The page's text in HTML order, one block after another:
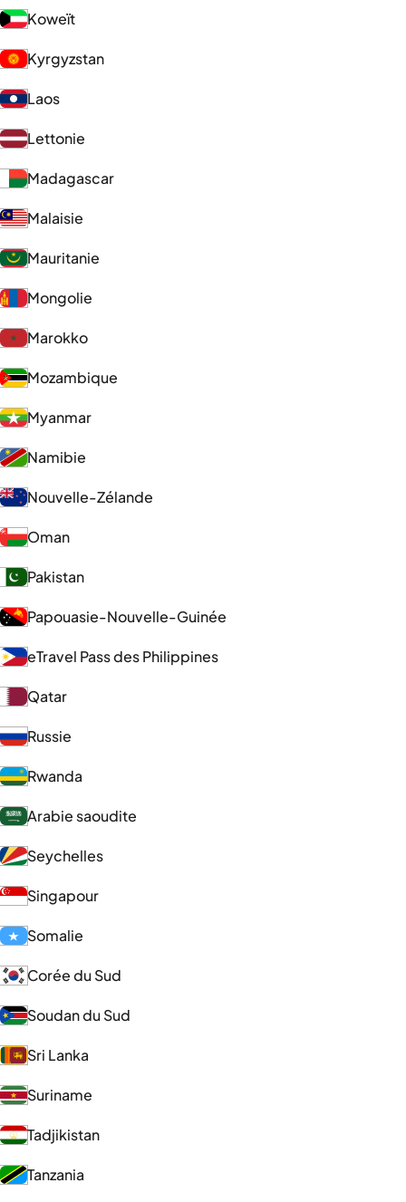
Koweït
Kyrgyzstan
Laos
Lettonie
Madagascar
Malaisie
Mauritanie
Mongolie
Marokko
Mozambique
Myanmar
Namibie
Nouvelle-Zélande
Oman
Pakistan
Papouasie-Nouvelle-Guinée
eTravel Pass des Philippines
Qatar
Russie
Rwanda
Arabie saoudite
Seychelles
Singapour
Somalie
Corée du Sud
Soudan du Sud
Sri Lanka
Suriname
Tadjikistan
Tanzania